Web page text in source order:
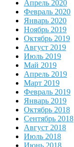
Апрель 2020
Февраль 2020
Январь 2020
Ноябрь 2019
Октябрь 2019
Август 2019
Июль 2019
Май 2019
Апрель 2019
Март 2019
Февраль 2019
Январь 2019
Октябрь 2018
Сентябрь 2018
Август 2018
Июль 2018